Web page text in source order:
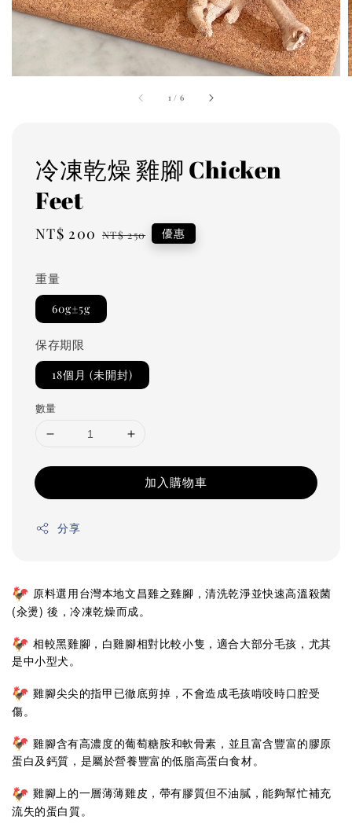
1 / 6
冷凍乾燥 雞腳 Chicken
Feet
Sale
NT$ 200 Regular
NT$ 250 優惠
重量
60g±5g
保存期限
18個月 (未開封)
數量
加入購物車
分享
原料選用台灣本地文昌雞之雞腳，清洗乾淨並快速高溫殺菌
(汆燙) 後，冷凍乾燥而成。
相較黑雞腳，白雞腳相對比較小隻，適合大部分毛孩，尤其
是中小型犬。
雞腳尖尖的指甲已徹底剪掉，不會造成毛孩啃咬時口腔受
傷。
雞腳含有高濃度的葡萄糖胺和軟骨素，並且富含豐富的膠原
蛋白及鈣質，是屬於營養豐富的低脂高蛋白食材。
雞腳上的一層薄薄雞皮，帶有膠質但不油膩，能夠幫忙補充
流失的蛋白質。